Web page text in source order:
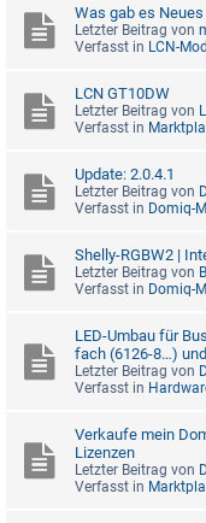
Was gab es
Letzter Beitrag von
Verfasst in LCN-
LCN GT10DW
Letzter Beitrag von
Verfasst in
Update: 2.0.4.1
Letzter Beitrag von
Verfasst in Domiq-
Shelly-RGBW2 |
Letzter Beitrag von
Verfasst in Domiq-
LED-Umbau für
fach (6126-8…)
Letzter Beitrag von
Verfasst in
Verkaufe mein
Lizenzen
Letzter Beitrag von
Verfasst in